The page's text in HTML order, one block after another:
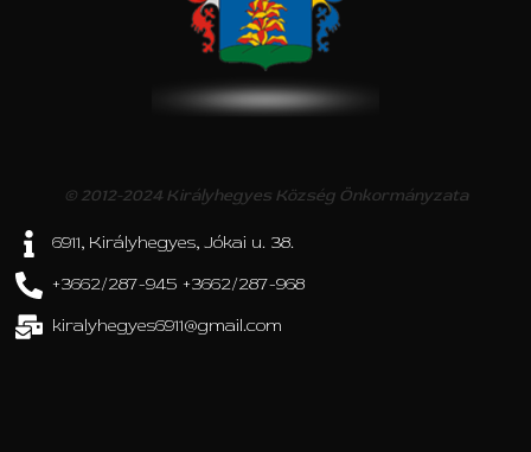
© 2012-2024 Királyhegyes Község Önkormányzata
6911, Királyhegyes, Jókai u. 38.
+3662/287-945 +3662/287-968
kiralyhegyes6911@gmail.com